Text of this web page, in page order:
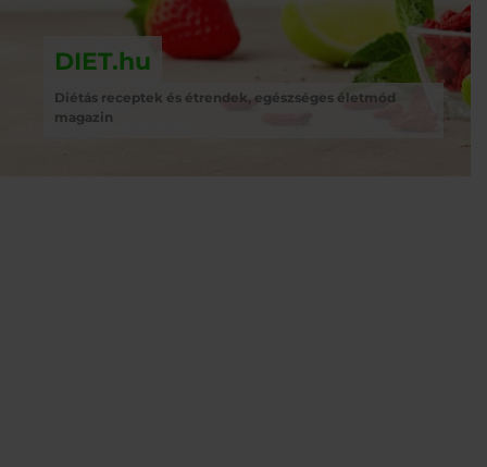
DIET.hu
Diétás receptek és étrendek, egészséges életmód
magazin